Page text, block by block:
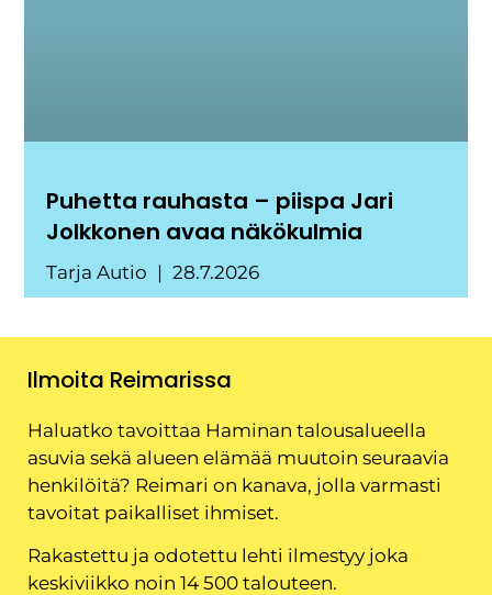
Puhetta rauhasta – piispa Jari
Jolkkonen avaa näkökulmia
Tarja Autio 28.7.2026
Ilmoita Reimarissa
Haluatko tavoittaa Haminan talousalueella
asuvia sekä alueen elämää muutoin seuraavia
henkilöitä? Reimari on kanava, jolla varmasti
tavoitat paikalliset ihmiset.
Rakastettu ja odotettu lehti ilmestyy joka
keskiviikko noin 14 500 talouteen.